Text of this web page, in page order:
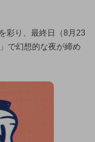
彩り、最終日（8月23
で幻想的な夜が締め